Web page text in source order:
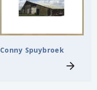
Conny Spuybroek